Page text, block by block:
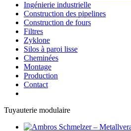
Ingénierie industrielle
Construction des pipelines
Construction de fours
Filtres
Zyklone
Silos à paroi lisse
Cheminées
Montage
Production
Contact
Tuyauterie modulaire